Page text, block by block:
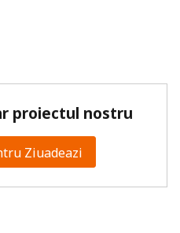
proiectul nostru
Ziuadeazi